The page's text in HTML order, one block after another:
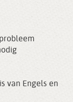
van Engels en